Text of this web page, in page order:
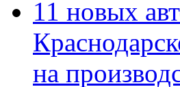
11 новых
на